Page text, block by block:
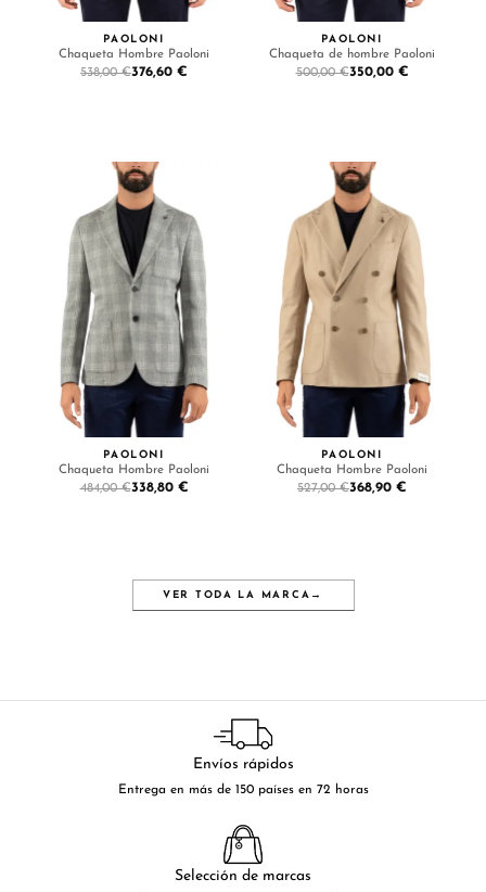
PAOLONI
Chaqueta Hombre Paoloni
538,00 €376,60 €
PAOLONI
Chaqueta de hombre Paoloni
500,00 €350,00 €
PAOLONI
Chaqueta Hombre Paoloni
484,00 €338,80 €
PAOLONI
Chaqueta Hombre Paoloni
527,00 €368,90 €
VER TODA LA MARCA →
Envíos rápidos
Entrega en más de 150 países en 72 horas
Selección de marcas